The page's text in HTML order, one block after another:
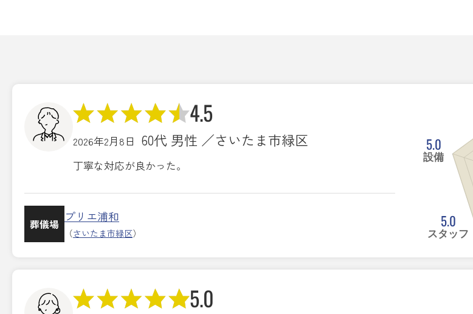
4.5
2026年2月8日 60代 男性 ／さいたま市緑区
丁寧な対応が良かった。
葬儀場 プリエ浦和
（さいたま市緑区）
5.0
スタッフ
5.0
設備
5.0